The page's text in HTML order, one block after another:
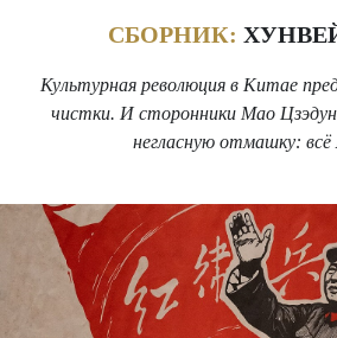
СБОРНИК:
Культурная революция в Китае
чистки. И сторонники Мао
негласную отмашку: